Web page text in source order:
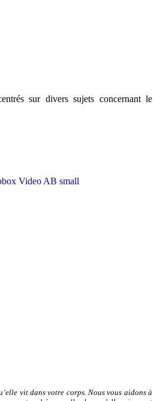
sur divers sujets concernant le
vit dans votre corps. Nous vous aidons à